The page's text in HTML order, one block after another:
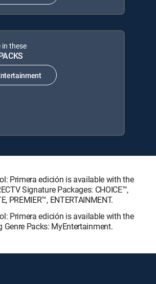
these
Primera edición is available with the
Signature Packages: CHOICE™,
PREMIER™, ENTERTAINMENT.
Primera edición is available with the
Genre Packs: MyEntertainment.